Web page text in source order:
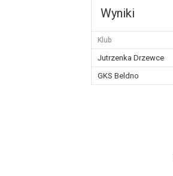
Wyniki
Klub
Jutrzenka Drzewce
GKS Beldno